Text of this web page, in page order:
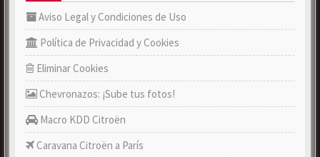
Aviso Legal y Condiciones de Uso
Política de Privacidad y Cookies
Eliminar Cookies
Chevronazos: ¡Sube tus fotos!
Macro KDD Citroën
Caravana Citroën a París